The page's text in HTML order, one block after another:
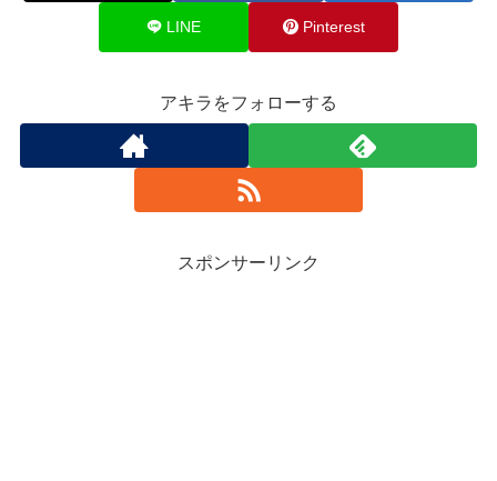
LINE Pinterest
アキラをフォローする
スポンサーリンク